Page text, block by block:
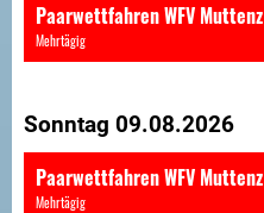
Paarwettfahren WFV Muttenz
Mehrtägig
Sonntag 09.08.2026
Paarwettfahren WFV Muttenz
Mehrtägig